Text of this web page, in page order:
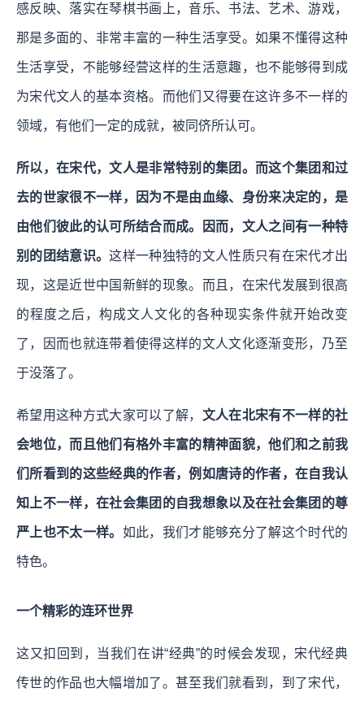
感反映、落实在琴棋书画上，音乐、书法、艺术、游戏，
那是多面的、非常丰富的一种生活享受。如果不懂得这种
生活享受，不能够经营这样的生活意趣，也不能够得到成
为宋代文人的基本资格。而他们又得要在这许多不一样的
领域，有他们一定的成就，被同侪所认可。
所以，在宋代，文人是非常特别的集团。而这个集团和过
去的世家很不一样，因为不是由血缘、身份来决定的，是
由他们彼此的认可所结合而成。因而，文人之间有一种特
别的团结意识。这样一种独特的文人性质只有在宋代才出
现，这是近世中国新鲜的现象。而且，在宋代发展到很高
的程度之后，构成文人文化的各种现实条件就开始改变
了，因而也就连带着使得这样的文人文化逐渐变形，乃至
于没落了。
希望用这种方式大家可以了解， 文人在北宋有不一样的社
会地位，而且他们有格外丰富的精神面貌，他们和之前我
们所看到的这些经典的作者，例如唐诗的作者，在自我认
知上不一样，在社会集团的自我想象以及在社会集团的尊
严上也不太一样。 如此，我们才能够充分了解这个时代的
特色。
一个精彩的连环世界
这又扣回到，当我们在讲“经典”的时候会发现，宋代经典
传世的作品也大幅增加了。甚至我们就看到，到了宋代，